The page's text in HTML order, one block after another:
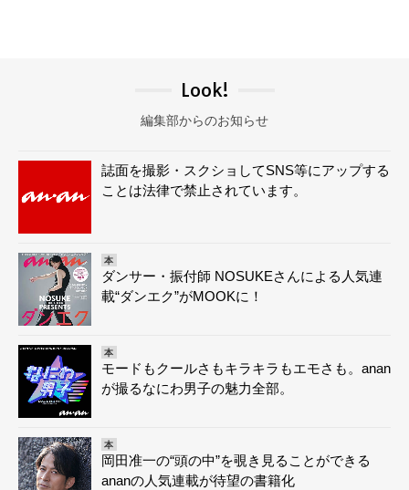
Look!
編集部からのお知らせ
誌面を撮影・スクショしてSNS等にアップする
ことは法律で禁止されています。
本
ダンサー・振付師 NOSUKEさんによる人気連
載“ダンエク”がMOOKに！
本
モードもクールさもキラキラもエモさも。anan
が撮るなにわ男子の魅力全部。
本
岡田准一の“頭の中”を覗き見ることができる
ananの人気連載が待望の書籍化